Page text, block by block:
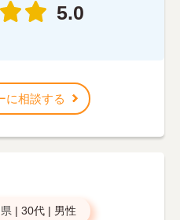
5.0
に相談する
| 30代 | 男性